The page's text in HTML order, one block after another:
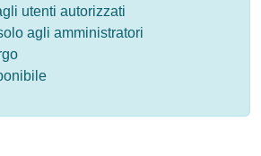
utenti autorizzati
agli amministratori